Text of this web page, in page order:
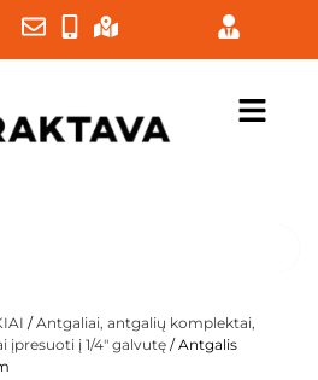
/Antgaliai, antgalių komplektai,
įpresuoti į 1/4" galvutę / Antgalis